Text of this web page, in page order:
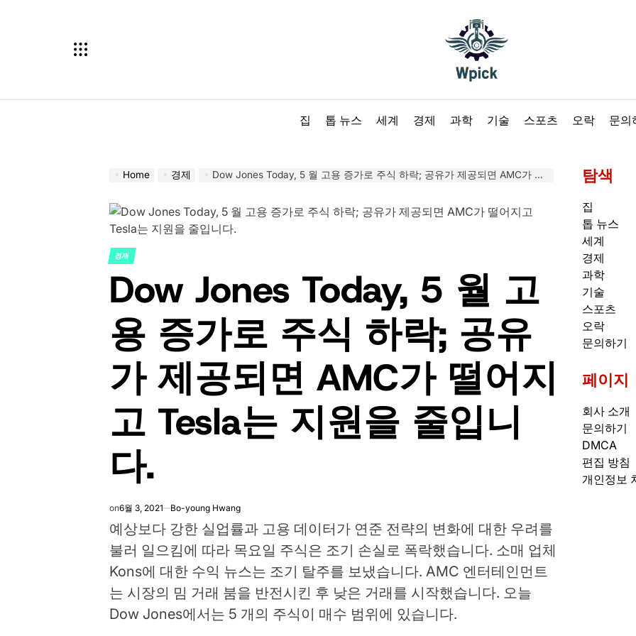
집
톱 뉴스 세계 경제 과학 기술 스포츠 오락 문의
Home 경제 Dow Jones Today, 5 월 고용 증가로 주식 하락; 공유가 제공되면 AMC가 떨어지고 Tesla는 지원을 줄입니다.
POSTED
IN
경제
Dow Jones Today, 5 월 고
용 증가로 주식 하락; 공유
가 제공되면 AMC가 떨어지
고 Tesla는 지원을 줄입니
다.
on6월 3, 2021 Bo-young Hwang
예상보다 강한 실업률과 고용 데이터가 연준 전략의 변화에 ​​대한 우려를
불러 일으킴에 따라 목요일 주식은 조기 손실로 폭락했습니다. 소매 업체
Kons에 대한 수익 뉴스는 조기 탈주를 보냈습니다. AMC 엔터테인먼트
는 시장의 밈 거래 붐을 반전시킨 후 낮은 거래를 시작했습니다. 오늘
Dow Jones에서는 5 개의 주식이 매수 범위에 있습니다.
탐색
집
톱 뉴스
세계
경제
과학
기술
스포츠
오락
문의하기
페이지
회사 소개
문의하기
DMCA
편집 방침
개인정보